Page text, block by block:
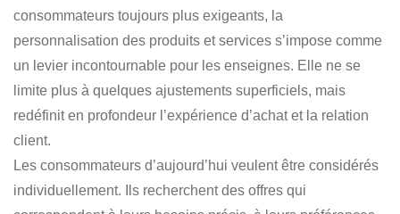
consommateurs toujours plus exigeants, la
personnalisation des produits et services s’impose comme
un levier incontournable pour les enseignes. Elle ne se
limite plus à quelques ajustements superficiels, mais
redéfinit en profondeur l’expérience d’achat et la relation
client.
Les consommateurs d’aujourd’hui veulent être considérés
individuellement. Ils recherchent des offres qui